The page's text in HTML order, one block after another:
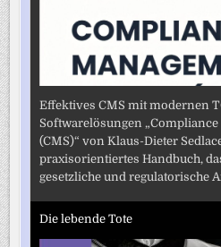
Effektives CMS mit modernen
Softwarelösungen
(CMS)“ von Klaus-Dieter
praxisorientiertes Handbuch,
gesetzliche und regulatorische
Die lebende Tote